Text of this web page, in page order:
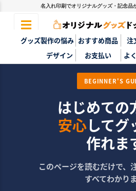
名入れ印刷でオリジナルグッズ・記念品
グッズ製作の悩み おすすめ商品 注
デザイン
お支払い よ
BEGINNER'S
はじめての
安心してグ
作れま
このページを読むだけで、
すべてわかり